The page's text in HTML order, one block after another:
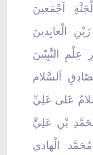
اَجْمَعينَ
الْعابِدينَ
النَّبِيّينَ
اَلسَّلام
عَلى عَلِيِّ
بْنِ عَلِيٍّ
الْهادي